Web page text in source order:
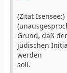
(Zitat
Grund, daß
jüdischen
werden
soll.